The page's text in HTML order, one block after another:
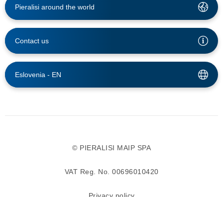
Pieralisi around the world
Contact us
Eslovenia - EN
© PIERALISI MAIP SPA
VAT Reg. No. 00696010420